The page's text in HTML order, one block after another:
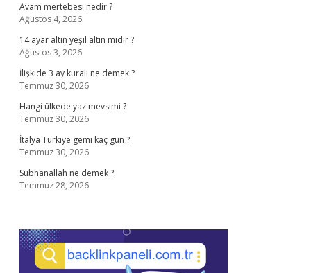
Avam mertebesi nedir ?
Ağustos 4, 2026
14 ayar altın yeşil altın mıdır ?
Ağustos 3, 2026
İlişkide 3 ay kuralı ne demek ?
Temmuz 30, 2026
Hangi ülkede yaz mevsimi ?
Temmuz 30, 2026
İtalya Türkiye gemi kaç gün ?
Temmuz 30, 2026
Subhanallah ne demek ?
Temmuz 28, 2026